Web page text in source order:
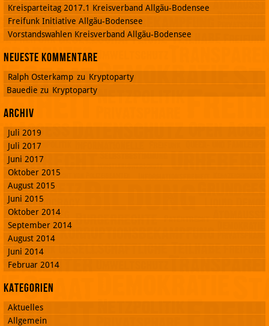
Kreisparteitag 2017.1 Kreisverband Allgäu-Bodensee
Freifunk Initiative Allgäu-Bodensee
Vorstandswahlen Kreisverband Allgäu-Bodensee
Neueste Kommentare
Ralph Osterkamp zu Kryptoparty
Bauedie zu Kryptoparty
Archiv
Juli 2019
Juli 2017
Juni 2017
Oktober 2015
August 2015
Juni 2015
Oktober 2014
September 2014
August 2014
Juni 2014
Februar 2014
Kategorien
Aktuelles
Allgemein